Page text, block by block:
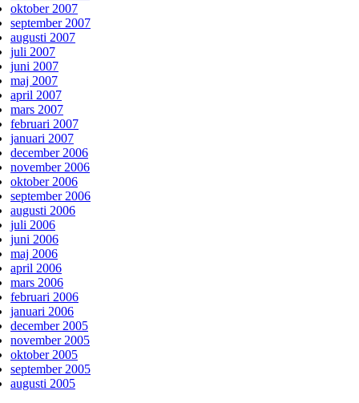
oktober 2007
september 2007
augusti 2007
juli 2007
juni 2007
maj 2007
april 2007
mars 2007
februari 2007
januari 2007
december 2006
november 2006
oktober 2006
september 2006
augusti 2006
juli 2006
juni 2006
maj 2006
april 2006
mars 2006
februari 2006
januari 2006
december 2005
november 2005
oktober 2005
september 2005
augusti 2005